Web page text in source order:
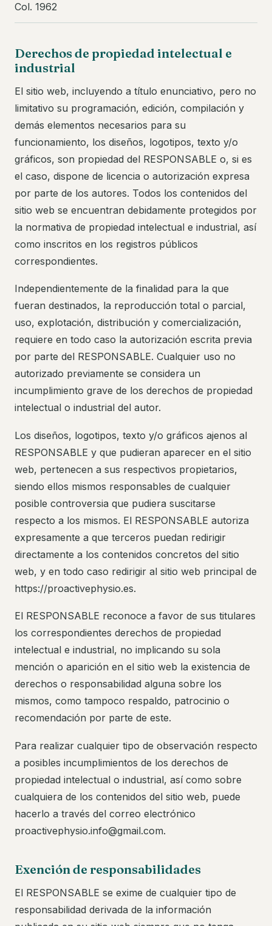
Col. 1962
Derechos de propiedad intelectual e
industrial
El sitio web, incluyendo a título enunciativo, pero no
limitativo su programación, edición, compilación y
demás elementos necesarios para su
funcionamiento, los diseños, logotipos, texto y/o
gráficos, son propiedad del RESPONSABLE o, si es
el caso, dispone de licencia o autorización expresa
por parte de los autores. Todos los contenidos del
sitio web se encuentran debidamente protegidos por
la normativa de propiedad intelectual e industrial, así
como inscritos en los registros públicos
correspondientes.
Independientemente de la finalidad para la que
fueran destinados, la reproducción total o parcial,
uso, explotación, distribución y comercialización,
requiere en todo caso la autorización escrita previa
por parte del RESPONSABLE. Cualquier uso no
autorizado previamente se considera un
incumplimiento grave de los derechos de propiedad
intelectual o industrial del autor.
Los diseños, logotipos, texto y/o gráficos ajenos al
RESPONSABLE y que pudieran aparecer en el sitio
web, pertenecen a sus respectivos propietarios,
siendo ellos mismos responsables de cualquier
posible controversia que pudiera suscitarse
respecto a los mismos. El RESPONSABLE autoriza
expresamente a que terceros puedan redirigir
directamente a los contenidos concretos del sitio
web, y en todo caso redirigir al sitio web principal de
https://proactivephysio.es.
El RESPONSABLE reconoce a favor de sus titulares
los correspondientes derechos de propiedad
intelectual e industrial, no implicando su sola
mención o aparición en el sitio web la existencia de
derechos o responsabilidad alguna sobre los
mismos, como tampoco respaldo, patrocinio o
recomendación por parte de este.
Para realizar cualquier tipo de observación respecto
a posibles incumplimientos de los derechos de
propiedad intelectual o industrial, así como sobre
cualquiera de los contenidos del sitio web, puede
hacerlo a través del correo electrónico
proactivephysio.info@gmail.com.
Exención de responsabilidades
El RESPONSABLE se exime de cualquier tipo de
responsabilidad derivada de la información